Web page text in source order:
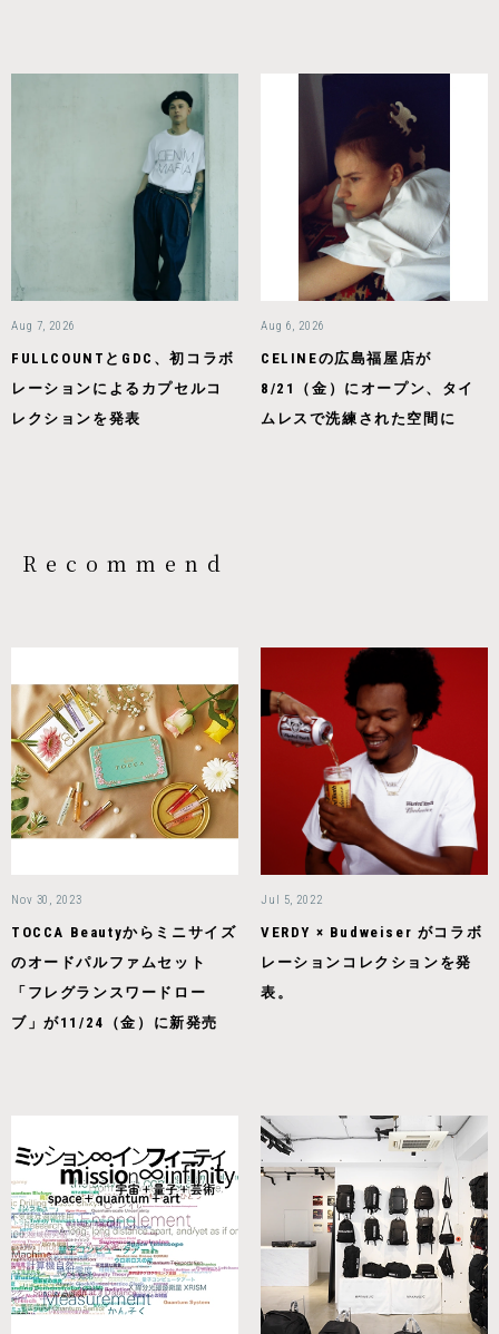
Aug 7, 2026
FULLCOUNTとGDC、初コラボ
レーションによるカプセルコ
レクションを発表
Aug 6, 2026
CELINEの広島福屋店が
8/21（金）にオープン、タイ
ムレスで洗練された空間に
Recommend
Nov 30, 2023
TOCCA Beautyからミニサイズ
のオードパルファムセット
「フレグランスワードロー
ブ」が11/24（金）に新発売
Jul 5, 2022
VERDY × Budweiser がコラボ
レーションコレクションを発
表。